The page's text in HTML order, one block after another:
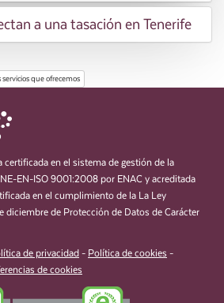
a una tasación en Tenerife
servicios que ofrecemos
certificada en el sistema de gestión de la
EN-ISO 9001:2008 por ENAC y acreditada
en el cumplimiento de la La Ley
diciembre de Protección de Datos de Carácter
de privacidad - Política de cookies -
de cookies